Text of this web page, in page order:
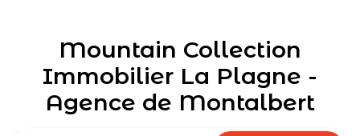
Mountain Collection
Immobilier La Plagne -
Agence de Montalbert